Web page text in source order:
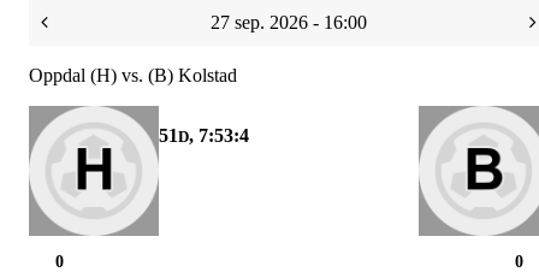
27 sep. 2026 - 16:00
Oppdal (H) vs. (B) Kolstad
51D, 7:53:4
0
0